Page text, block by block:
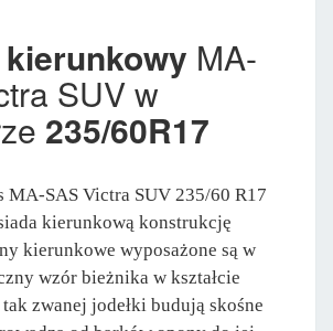
kierunkowy MA-
SUV w
235/60R17
MA-SAS Victra SUV 235/60 R17
kierunkową konstrukcję
kierunkowe wyposażone są w
wzór bieżnika w kształcie
zwanej jodełki budują skośne